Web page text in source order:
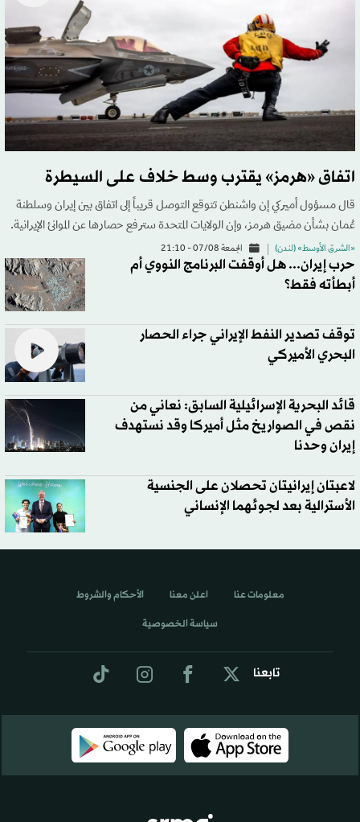
اتفاق «هرمز» يقترب وسط خلاف على السيطرة
قال مسؤول أميركي إن واشنطن تتوقع التوصل قريباً إلى اتفاق بين إيران وسلطنة
عُمان بشأن مضيق هرمز، وإن الولايات المتحدة سترفع حصارها عن الموانئ الإيرانية.
«الشرق الأوسط» (لندن) الجمعة 07/08 - 21:10
حرب إيران... هل أوقفت البرنامج النووي أم
أبطأته فقط؟
توقف تصدير النفط الإيراني جراء الحصار
البحري الأميركي
قائد البحرية الإسرائيلية السابق: نعاني من
نقص في الصواريخ مثل أميركا وقد نستهدف
إيران وحدنا
لاعبتان إيرانيتان تحصلان على الجنسية
الأسترالية بعد لجوئهما الإنساني
تابعنا
معلومات عنا اعلن معنا الأحكام والشروط
سياسة الخصوصية